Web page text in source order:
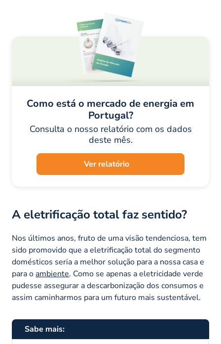
Como está o mercado de energia em
Portugal?
Consulta o nosso relatório com os dados
deste mês.
Ver relatório
A eletrificação total faz sentido?
Nos últimos anos, fruto de uma visão tendenciosa, tem
sido promovido que a eletrificação total do segmento
domésticos seria a melhor solução para a nossa casa e
para o ambiente. Como se apenas a eletricidade verde
pudesse assegurar a descarbonização dos consumos e
assim caminharmos para um futuro mais sustentável.
Sabe mais: